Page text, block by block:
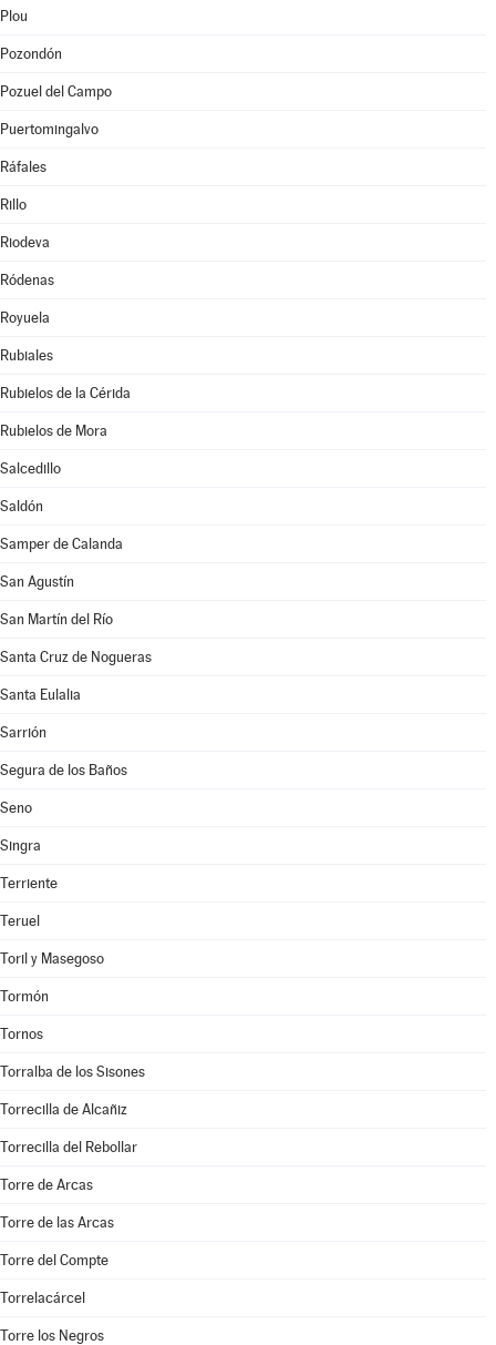
Plou
Pozondón
Pozuel del Campo
Puertomingalvo
Ráfales
Rillo
Riodeva
Ródenas
Royuela
Rubiales
Rubielos de la Cérida
Rubielos de Mora
Salcedillo
Saldón
Samper de Calanda
San Agustín
San Martín del Río
Santa Cruz de Nogueras
Santa Eulalia
Sarrión
Segura de los Baños
Seno
Singra
Terriente
Teruel
Toril y Masegoso
Tormón
Tornos
Torralba de los Sisones
Torrecilla de Alcañiz
Torrecilla del Rebollar
Torre de Arcas
Torre de las Arcas
Torre del Compte
Torrelacárcel
Torre los Negros